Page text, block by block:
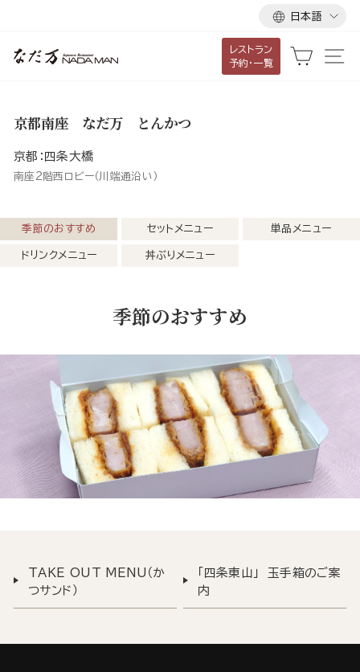
ツ
に
言
語
日本語
レストラン
予約・一覧
カート
京都南座 なだ万 とんかつ
京都：四条大橋
南座2階西ロビー（川端通沿い）
季節のおすすめ セットメニュー 単品メニュー
ドリンクメニュー 丼ぶりメニュー
季節のおすすめ
TAKE OUT MENU（か
つサンド）
「四条東山」 玉手箱のご案
内